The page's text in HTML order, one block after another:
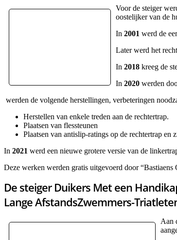
Voor de steiger
oostelijker van de
In 2001 werd de
Later werd het
In 2018 kreeg de
In 2020 werden
werden de volgende herstellingen, verbeteringen
Herstellen van enkele treden aan de rechtertrap.
Plaatsen van flessteunen
Plaatsen van antislip-ratings op de rechtertrap en
In 2021 werd een nieuwe grotere versie van de
Deze werken werden gratis uitgevoerd door “Bastiaens
De steiger Duikers Met een
Lange AfstandsZwemmers-
Aan